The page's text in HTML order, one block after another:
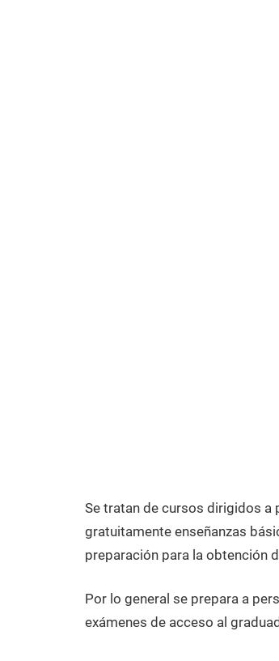
Se tratan de cursos dirigidos a
gratuitamente enseñanzas
preparación para la obtención
Por lo general se prepara a
exámenes de acceso al